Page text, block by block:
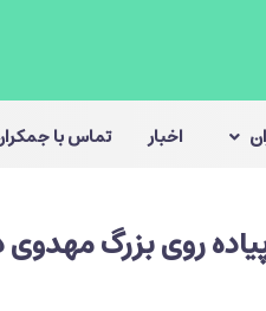
اخبار تماس با
روی بزرگ مهدوی